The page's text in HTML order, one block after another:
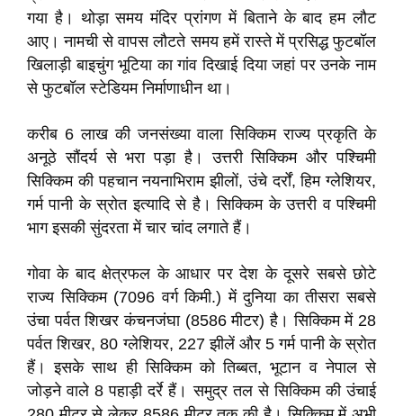
गया है। थोड़ा समय मंदिर प्रांगण में बिताने के बाद हम लौट
आए। नामची से वापस लौटते समय हमें रास्ते में प्रसिद्ध फुटबॉल
खिलाड़ी बाइचुंग भूटिया का गांव दिखाई दिया जहां पर उनके नाम
से फुटबॉल स्टेडियम निर्माणाधीन था।
करीब 6 लाख की जनसंख्या वाला सिक्किम राज्य प्रकृति के
अनूठे सौंदर्य से भरा पड़ा है। उत्तरी सिक्किम और पश्चिमी
सिक्किम की पहचान नयनाभिराम झीलों, उंचे दर्रों, हिम ग्लेशियर,
गर्म पानी के स्रोत इत्यादि से है। सिक्किम के उत्तरी व पश्चिमी
भाग इसकी सुंदरता में चार चांद लगाते हैं।
गोवा के बाद क्षेत्रफल के आधार पर देश के दूसरे सबसे छोटे
राज्य सिक्किम (7096 वर्ग किमी.) में दुनिया का तीसरा सबसे
उंचा पर्वत शिखर कंचनजंघा (8586 मीटर) है। सिक्किम में 28
पर्वत शिखर, 80 ग्लेशियर, 227 झीलें और 5 गर्म पानी के स्रोत
हैं। इसके साथ ही सिक्किम को तिब्बत, भूटान व नेपाल से
जोड़ने वाले 8 पहाड़ी दर्रे हैं। समुद्र तल से सिक्किम की उंचाई